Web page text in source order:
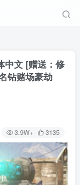
中文 [赠送：修
钻赌场豪劫
3.9W+ 3135